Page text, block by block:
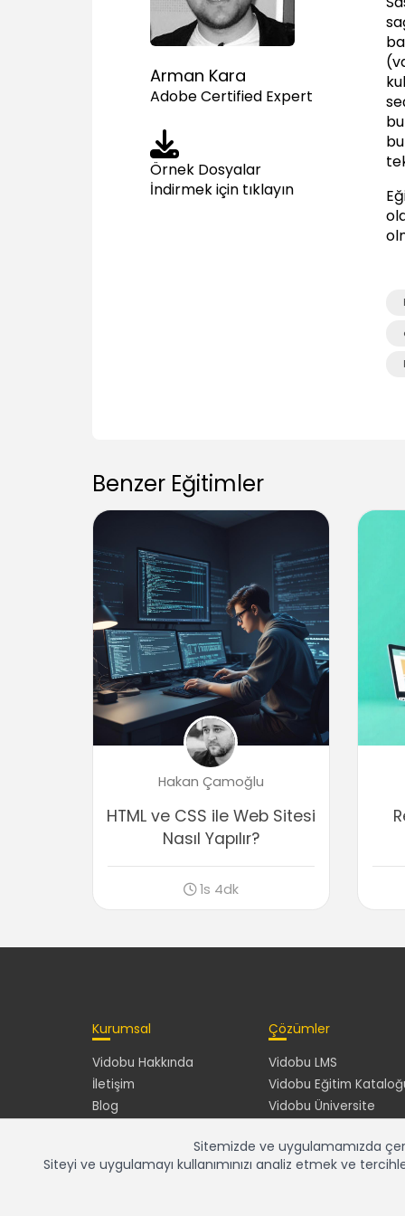
Arman Kara
Adobe Certified Expert
Örnek Dosyalar
İndirmek için tıklayın
Benzer Eğitimler
Hakan Çamoğlu
HTML ve CSS ile Web Sitesi
Nasıl Yapılır?
1s 4dk
Kurumsal
Vidobu Hakkında
İletişim
Blog
Çözümler
Vidobu LMS
Vidobu Eğitim
Vidobu Üniversite
Sitemizde ve uygulamamızda
Siteyi ve uygulamayı kullanımınızı analiz etmek ve